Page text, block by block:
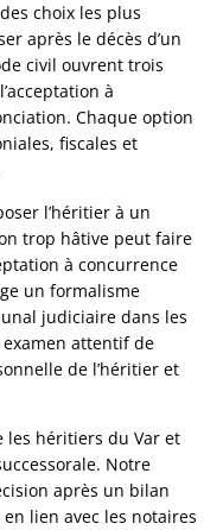
choix les plus
après le décès d’un
civil ouvrent trois
à
Chaque option
fiscales et
l’héritier à un
trop hâtive peut faire
à concurrence
un formalisme
judiciaire dans les
examen attentif de
de l’héritier et
les héritiers du Var et
Notre
après un bilan
lien avec les notaires